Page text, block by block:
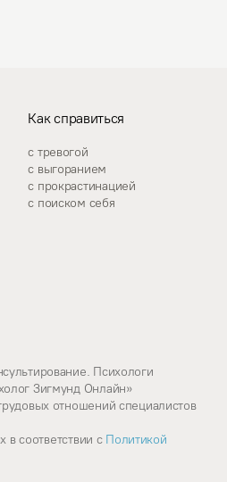
Как справиться
с тревогой
с выгоранием
с прокрастинацией
с поиском себя
Психологи
Зигмунд Онлайн»
отношений специалистов
в соответствии cПолитикой